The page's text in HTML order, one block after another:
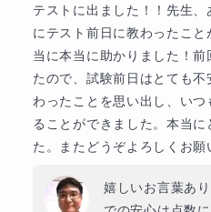
2008年～2012年　いかる
務と新商品開発に携わる。
2012年～現在　大学受験専
生物の個別指導講師
テストに出ました！！先生
にテスト前日に教わったこ
当に本当に助かりました！
たので、試験前日はとても
わったことを思い出し、い
ることができました。本当
た。またどうぞよろしくお願
嬉しいお言葉あ